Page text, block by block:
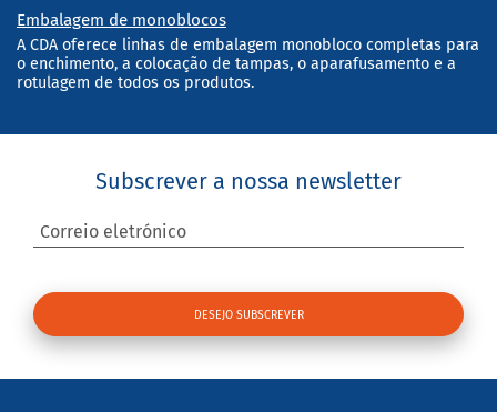
Embalagem de monoblocos
A CDA oferece linhas de embalagem monobloco completas para
o enchimento, a colocação de tampas, o aparafusamento e a
rotulagem de todos os produtos.
Subscrever a nossa newsletter
Correio eletrónico